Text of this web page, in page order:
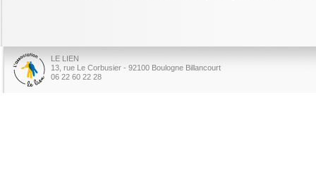
LE LIEN
13, rue Le Corbusier - 92100 Boulogne Billancourt
06 22 60 22 28